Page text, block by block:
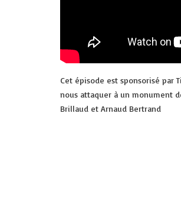
Cet épisode est sponsorisé par
nous attaquer à un monument
Brillaud et Arnaud Bertrand